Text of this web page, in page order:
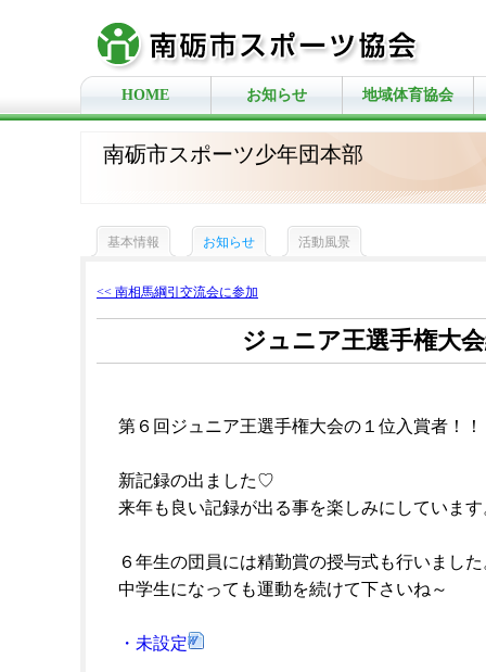
HOME お知らせ 地域体育協会
南砺市スポーツ少年団本部
基本情報 お知らせ 活動風景
<< 南相馬綱引交流会に参加
ジュニア王選手権大
第６回ジュニア王選手権大会の１位入賞者！！
新記録の出ました♡
来年も良い記録が出る事を楽しみにしています
６年生の団員には精勤賞の授与式も行いました
中学生になっても運動を続けて下さいね～
・未設定